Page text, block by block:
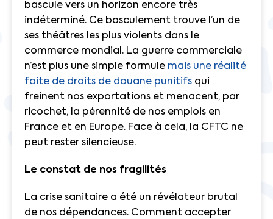
bascule vers un horizon encore très
indéterminé. Ce basculement trouve l’un de
ses théâtres les plus violents dans le
commerce mondial. La guerre commerciale
n’est plus une simple formule mais une réalité
faite de droits de douane punitifs qui
freinent nos exportations et menacent, par
ricochet, la pérennité de nos emplois en
France et en Europe. Face à cela, la CFTC ne
peut rester silencieuse.
Le constat de nos fragilités
La crise sanitaire a été un révélateur brutal
de nos dépendances. Comment accepter